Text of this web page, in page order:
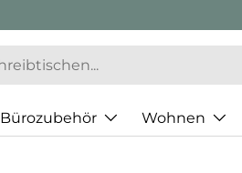
Bürozubehör Wohnen